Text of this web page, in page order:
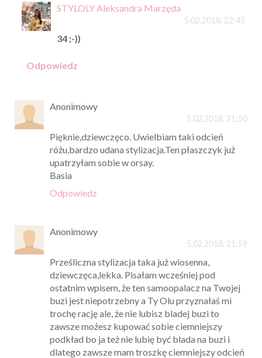
STYLOLY Aleksandra Marzęda
5.02.2018, 22:45
34 ;-))
Odpowiedz
Anonimowy
5.02.2018, 21:50
Pięknie,dziewczęco. Uwielbiam taki odcień
różu,bardzo udana stylizacja.Ten płaszczyk już
upatrzyłam sobie w orsay.
Basia
Odpowiedz
Anonimowy
5.02.2018, 21:59
Prześliczna stylizacja taka już wiosenna,
dziewczęca,lekka. Pisałam wcześniej pod
ostatnim wpisem, że ten samoopalacz na Twojej
buzi jest niepotrzebny a Ty Olu przyznałaś mi
trochę rację ale, że nie lubisz bladej buzi to
zawsze możesz kupować sobie ciemniejszy
podkład bo ja też nie lubię być blada na buzi i
dlatego zawsze mam troszkę ciemniejszy odcień